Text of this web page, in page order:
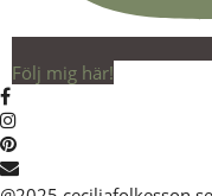
Följ mig här!